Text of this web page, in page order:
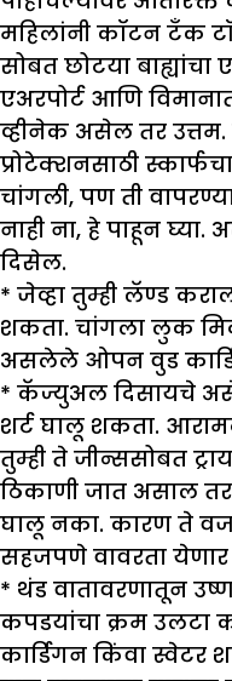
महिलांनी कॉटन टँक
सोबत छोटया बाह्यांचा
एअरपोर्ट आणि
व्हीनेक असेल तर उत्तम.
प्रोटेक्शनसाठी
चांगली, पण ती
नाही ना, हे पाहून
दिसेल.
* जेव्हा तुम्ही लॅण्ड
शकता. चांगला लुक
असलेले ओपन वुड
* कॅज्युअल दिसायचे
शर्ट घालू शकता.
तुम्ही ते जीन्ससोबत
ठिकाणी जात असाल
घालू नका. कारण ते
सहजपणे वावरता येणार
* थंड वातावरणातून
कपडयांचा क्रम उलटा
कार्डिगन किंवा स्वेटर